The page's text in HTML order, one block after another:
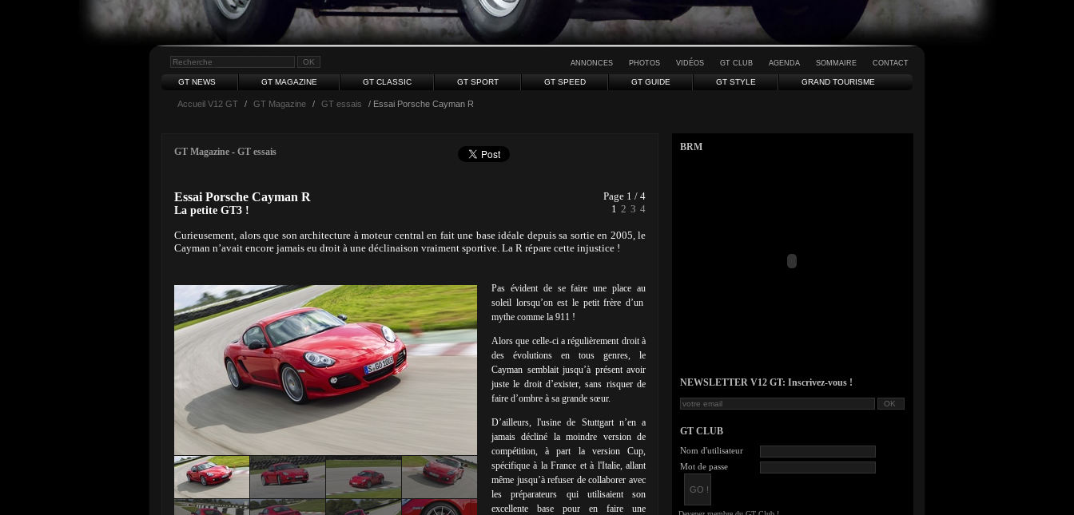
ANNONCES PHOTOS VIDÉOS GT CLUB AGENDA SOMMAIRE CONTACT
GT NEWS GT MAGAZINE GT CLASSIC GT SPORT GT SPEED GT GUIDE GT STYLE GRAND TOURISME
Accueil V12 GT / GT Magazine / GT essais / Essai Porsche Cayman R
GT Magazine - GT essais
Page 1 / 4
1 2 3 4
Essai Porsche Cayman R
La petite GT3 !
Curieusement, alors que son architecture à moteur central en fait une base idéale depuis sa sortie en 2005, le
Cayman n’avait encore jamais eu droit à une déclinaison vraiment sportive. La R répare cette injustice !
Pas évident de se faire une place au
soleil lorsqu’on est le petit frère d’un
mythe comme la 911 !
Alors que celle-ci a régulièrement droit à
des évolutions en tous genres, le
Cayman semblait jusqu’à présent avoir
juste le droit d’exister, sans risquer de
faire d’ombre à sa grande sœur.
D’ailleurs, l'usine de Stuttgart n’en a
jamais décliné la moindre version de
compétition, à part la version Cup,
spécifique à la France et à l'Italie, allant
même jusqu’à refuser de collaborer avec
les préparateurs qui utilisaient son
excellente base pour en faire une
BRM
NEWSLETTER V12 GT: Inscrivez-vous !
GT CLUB
Nom d'utilisateur
Mot de passe